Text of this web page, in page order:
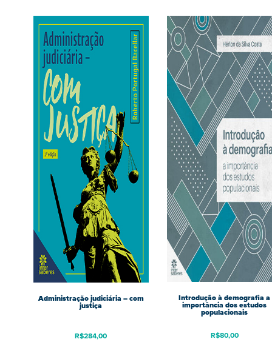
Administração judiciária – com
justiça
R$284,00
Introdução à demografia a
importância dos estudos
populacionais
R$80,00